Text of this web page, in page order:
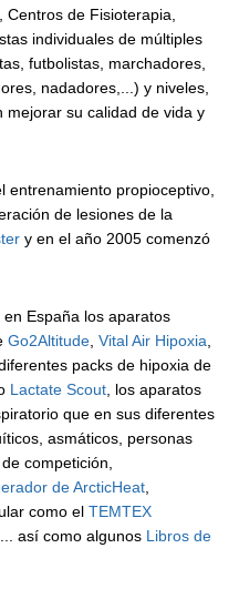
de Fisioterapia,
individuales de múltiples
futbolistas, marchadores,
nadadores,...) y niveles,
su calidad de vida y
entrenamiento propioceptivo,
de lesiones de la
y en el año 2005 comenzó
España los aparatos
Go2Altitude, Vital Air Hipoxia,
packs de hipoxia de
Lactate Scout, los aparatos
que en sus diferentes
asmáticos, personas
competición,
de ArcticHeat,
como el TEMTEX
así como algunos Libros de